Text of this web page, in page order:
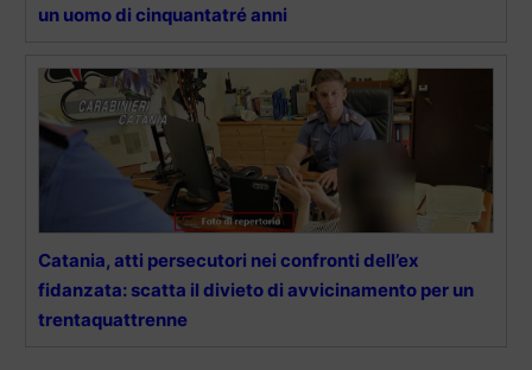
un uomo di cinquantatré anni
Catania, atti persecutori nei confronti dell’ex
fidanzata: scatta il divieto di avvicinamento per un
trentaquattrenne